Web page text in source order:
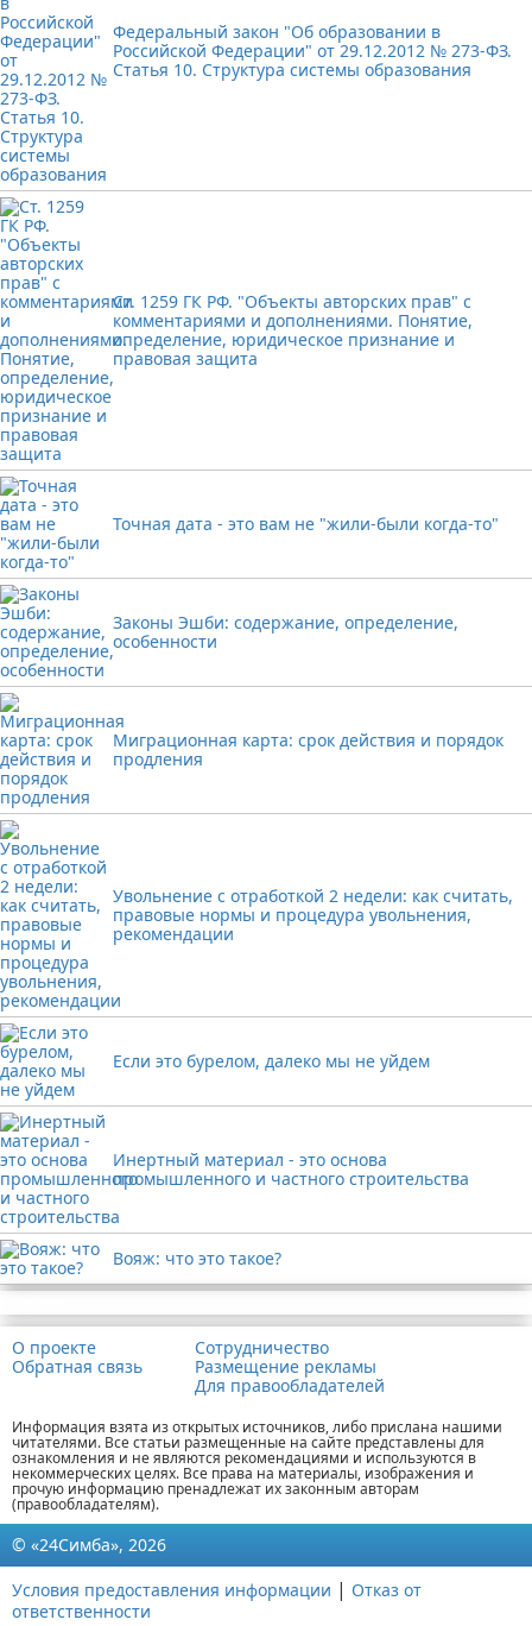
Федеральный закон "Об образовании в
Российской Федерации" от 29.12.2012 № 273-ФЗ.
Статья 10. Структура системы образования
Ст. 1259 ГК РФ. "Объекты авторских прав" с
комментариями и дополнениями. Понятие,
определение, юридическое признание и
правовая защита
Точная дата - это вам не "жили-были когда-то"
Законы Эшби: содержание, определение,
особенности
Миграционная карта: срок действия и порядок
продления
Увольнение с отработкой 2 недели: как считать,
правовые нормы и процедура увольнения,
рекомендации
Если это бурелом, далеко мы не уйдем
Инертный материал - это основа
промышленного и частного строительства
Вояж: что это такое?
О проекте
Обратная связь
Сотрудничество
Размещение рекламы
Для правообладателей
Информация взята из открытых источников, либо прислана нашими
читателями. Все статьи размещенные на сайте представлены для
ознакомления и не являются рекомендациями и используются в
некоммерческих целях. Все права на материалы, изображения и
прочую информацию пренадлежат их законным авторам
(правообладателям).
© «24Симба», 2026
Условия предоставления информации | Отказ от
ответственности